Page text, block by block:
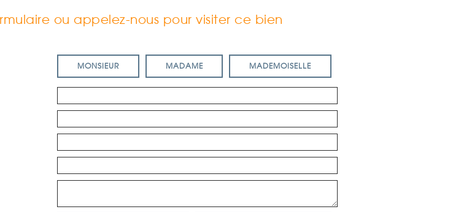
ou appelez-nous pour visiter ce bien
MONSIEUR MADAME MADEMOISELLE